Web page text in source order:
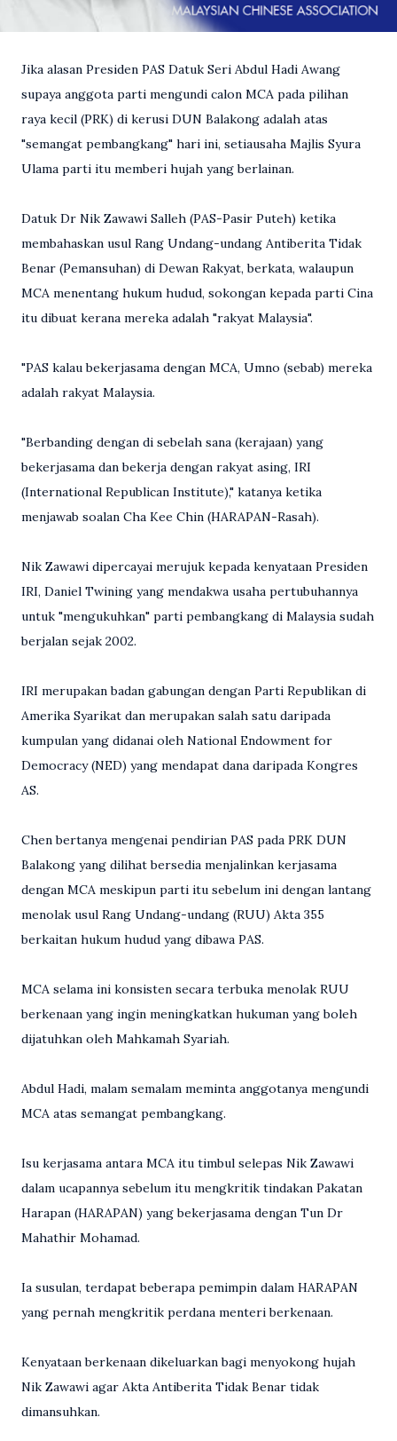
Jika alasan Presiden PAS Datuk Seri Abdul Hadi Awang
supaya anggota parti mengundi calon MCA pada pilihan
raya kecil (PRK) di kerusi DUN Balakong adalah atas
"semangat pembangkang" hari ini, setiausaha Majlis Syura
Ulama parti itu memberi hujah yang berlainan.
Datuk Dr Nik Zawawi Salleh (PAS-Pasir Puteh) ketika
membahaskan usul Rang Undang-undang Antiberita Tidak
Benar (Pemansuhan) di Dewan Rakyat, berkata, walaupun
MCA menentang hukum hudud, sokongan kepada parti Cina
itu dibuat kerana mereka adalah "rakyat Malaysia".
"PAS kalau bekerjasama dengan MCA, Umno (sebab) mereka
adalah rakyat Malaysia.
"Berbanding dengan di sebelah sana (kerajaan) yang
bekerjasama dan bekerja dengan rakyat asing, IRI
(International Republican Institute)," katanya ketika
menjawab soalan Cha Kee Chin (HARAPAN-Rasah).
Nik Zawawi dipercayai merujuk kepada kenyataan Presiden
IRI, Daniel Twining yang mendakwa usaha pertubuhannya
untuk "mengukuhkan" parti pembangkang di Malaysia sudah
berjalan sejak 2002.
IRI merupakan badan gabungan dengan Parti Republikan di
Amerika Syarikat dan merupakan salah satu daripada
kumpulan yang didanai oleh National Endowment for
Democracy (NED) yang mendapat dana daripada Kongres
AS.
Chen bertanya mengenai pendirian PAS pada PRK DUN
Balakong yang dilihat bersedia menjalinkan kerjasama
dengan MCA meskipun parti itu sebelum ini dengan lantang
menolak usul Rang Undang-undang (RUU) Akta 355
berkaitan hukum hudud yang dibawa PAS.
MCA selama ini konsisten secara terbuka menolak RUU
berkenaan yang ingin meningkatkan hukuman yang boleh
dijatuhkan oleh Mahkamah Syariah.
Abdul Hadi, malam semalam meminta anggotanya mengundi
MCA atas semangat pembangkang.
Isu kerjasama antara MCA itu timbul selepas Nik Zawawi
dalam ucapannya sebelum itu mengkritik tindakan Pakatan
Harapan (HARAPAN) yang bekerjasama dengan Tun Dr
Mahathir Mohamad.
Ia susulan, terdapat beberapa pemimpin dalam HARAPAN
yang pernah mengkritik perdana menteri berkenaan.
Kenyataan berkenaan dikeluarkan bagi menyokong hujah
Nik Zawawi agar Akta Antiberita Tidak Benar tidak
dimansuhkan.